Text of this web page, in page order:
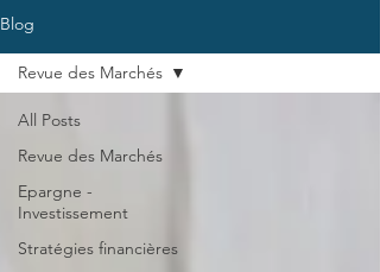
Blog
All Posts
Revue des Marchés
Epargne -
Investissement
Stratégies financières
Revue des Marchés